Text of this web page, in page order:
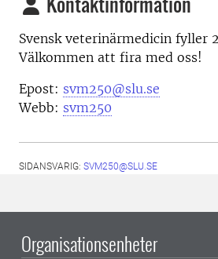
Svensk veterinärmedicin fyller
Välkommen att fira med oss!
Epost: svm250@slu.se
Webb: svm250
SIDANSVARIG: SVM250@SLU.SE
Organisationsenheter